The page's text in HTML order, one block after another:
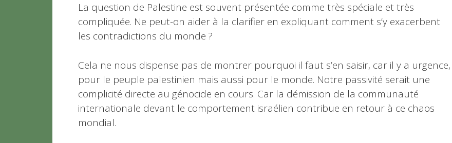
La question de Palestine est souvent présentée comme très spéciale et très
compliquée. Ne peut-on aider à la clarifier en expliquant comment s’y exacerbent
les contradictions du monde ?
Cela ne nous dispense pas de montrer pourquoi il faut s’en saisir, car il y a urgence,
pour le peuple palestinien mais aussi pour le monde. Notre passivité serait une
complicité directe au génocide en cours. Car la démission de la communauté
internationale devant le comportement israélien contribue en retour à ce chaos
mondial.